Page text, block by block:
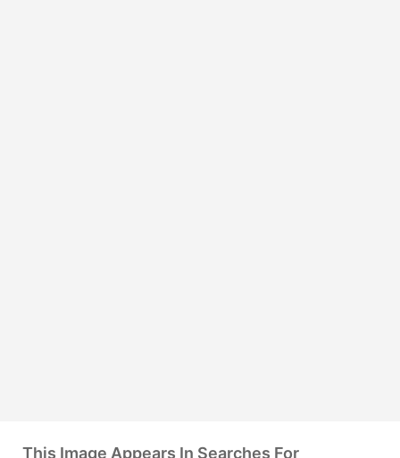
This Image Appears In Searches For